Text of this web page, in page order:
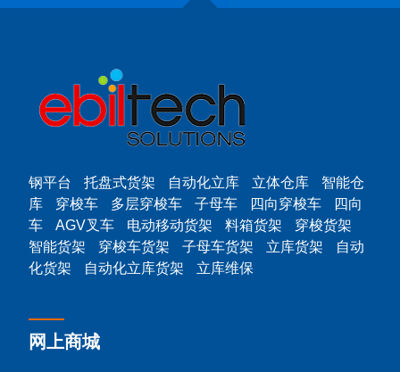
钢平台 托盘式货架 自动化立库 立体仓库
智能仓
库
穿梭车 多层穿梭车 子母车 四向穿梭车
四向
车
AGV叉车 电动移动货架 料箱货架
穿梭货架
智能货架
穿梭车货架 子母车货架 立库货架
自动
化货架
自动化立库货架 立库维保
网上商城